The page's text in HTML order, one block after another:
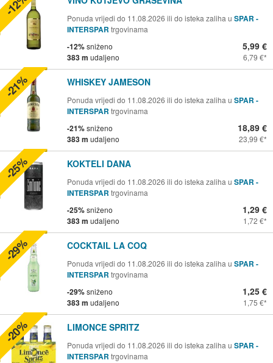
Ponuda vrijedi do 11.08.2026 ili do isteka zaliha u SPAR -
INTERSPAR trgovinama
-12%sniženo
383 m udaljeno
5,99 €
6,79 €
WHISKEY JAMESON
Ponuda vrijedi do 11.08.2026 ili do isteka zaliha u SPAR -
INTERSPAR trgovinama
-21%sniženo
383 m udaljeno
18,89 €
23,99 €
-21%
KOKTELI DANA
Ponuda vrijedi do 11.08.2026 ili do isteka zaliha u SPAR -
INTERSPAR trgovinama
-25%sniženo
383 m udaljeno
1,29 €
1,72 €
-25%
COCKTAIL LA COQ
Ponuda vrijedi do 11.08.2026 ili do isteka zaliha u SPAR -
INTERSPAR trgovinama
-29%sniženo
383 m udaljeno
1,25 €
1,75 €
-29%
LIMONCE SPRITZ
Ponuda vrijedi do 11.08.2026 ili do isteka zaliha u SPAR -
INTERSPAR trgovinama
-20%